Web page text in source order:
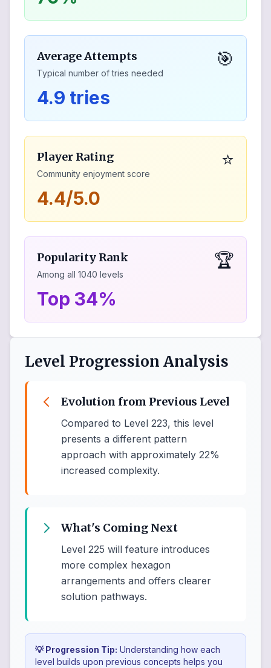
Average Attempts
Typical number of tries needed
🎯
4.9 tries
Player Rating
Community enjoyment score
⭐
4.4/5.0
Popularity Rank
Among all 1040 levels
🏆
Top 34%
Level Progression Analysis
Evolution from Previous Level
Compared to Level 223, this level
presents a different pattern
approach with approximately 22%
increased complexity.
What's Coming Next
Level 225 will feature introduces
more complex hexagon
arrangements and offers clearer
solution pathways.
💡 Progression Tip: Understanding how each
level builds upon previous concepts helps you